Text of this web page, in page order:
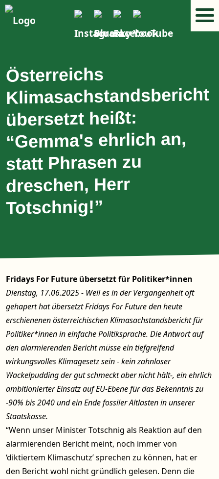
Österreichs
Klimasachstandsbericht
übersetzt heißt:
“Gemma's ehrlich an,
statt Phrasen zu
dreschen, Herr
Totschnig!”
Fridays For Future übersetzt für Politiker*innen
Dienstag, 17.06.2025 - Weil es in der Vergangenheit oft
gehapert hat übersetzt Fridays For Future den heute
erschienenen österreichischen Klimasachstandsbericht für
Politiker*innen in einfache Politiksprache. Die Antwort auf
den alarmierenden Bericht müsse ein tiefgreifend
wirkungsvolles Klimagesetz sein - kein zahnloser
Wackelpudding der gut schmeckt aber nicht hält-, ein ehrlich
ambitionierter Einsatz auf EU-Ebene für das Bekenntnis zu
-90% bis 2040 und ein Ende fossiler Altlasten in unserer
Staatskasse.
“Wenn unser Minister Totschnig als Reaktion auf den
alarmierenden Bericht meint, noch immer von
‘diktiertem Klimaschutz’ sprechen zu können, hat er
den Bericht wohl nicht gründlich gelesen. Denn die